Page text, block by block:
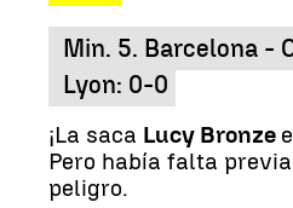
Min. 5. Barcelona -
Lyon: 0-0
¡La saca Lucy Bronze
Pero había falta
peligro.